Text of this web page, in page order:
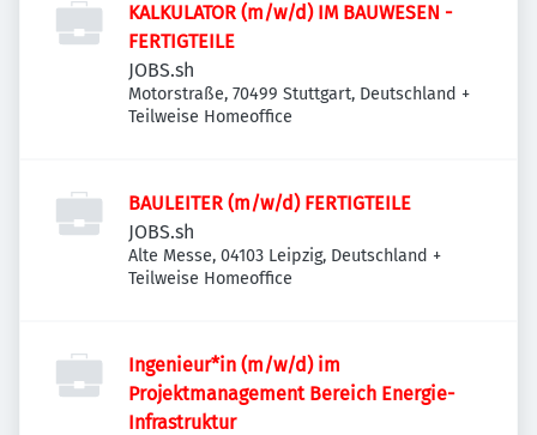
KALKULATOR (m/w/d) IM BAUWESEN -
FERTIGTEILE
JOBS.sh
Motorstraße, 70499 Stuttgart, Deutschland +
Teilweise Homeoffice
BAULEITER (m/w/d) FERTIGTEILE
JOBS.sh
Alte Messe, 04103 Leipzig, Deutschland +
Teilweise Homeoffice
Ingenieur*in (m/w/d) im
Projektmanagement Bereich Energie-
Infrastruktur